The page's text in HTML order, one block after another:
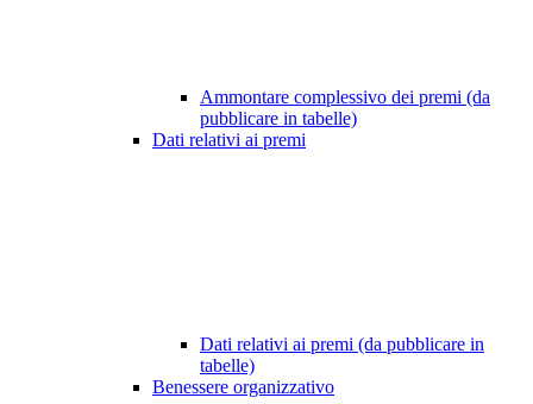
Ammontare complessivo dei premi (da
pubblicare in tabelle)
Dati relativi ai premi
Dati relativi ai premi (da pubblicare in
tabelle)
Benessere organizzativo